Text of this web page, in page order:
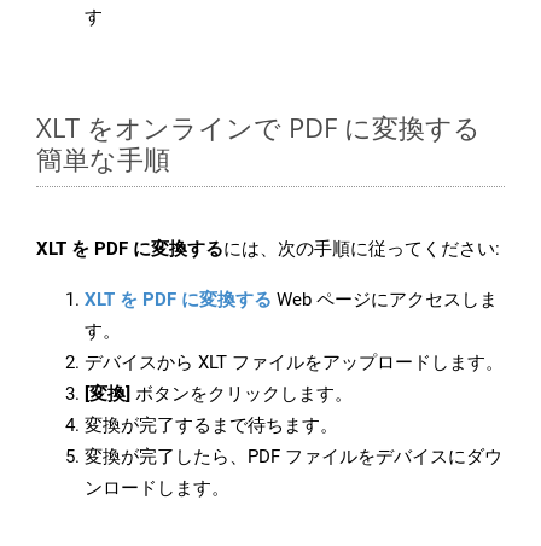
す
XLT をオンラインで PDF に変換する
簡単な手順
XLT を PDF に変換するには、次の手順に従ってください:
XLT を PDF に変換する Web ページにアクセスしま
す。
デバイスから XLT ファイルをアップロードします。
[変換] ボタンをクリックします。
変換が完了するまで待ちます。
変換が完了したら、PDF ファイルをデバイスにダウ
ンロードします。